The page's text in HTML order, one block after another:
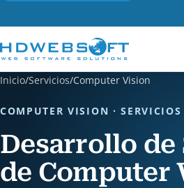
Inicio/Servicios/Computer Vision
COMPUTER VISION ·
Desarrollo
de Computer